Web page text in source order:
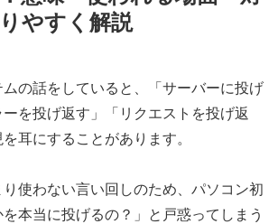
やすく解説
の話をしていると、「サーバーに投げ
を投げ返す」「リクエストを投げ返
耳にすることがあります。
り使わない言い回しのため、パソコン初
本当に投げるの？」と戸惑ってしまう